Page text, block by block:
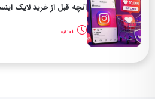
آنچه قبل از خرید لایک